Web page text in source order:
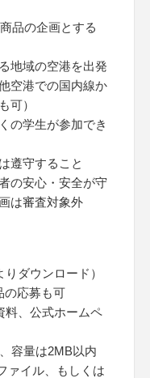
品の企画とする
地域の空港を出発
空港での国内線か
可）
の学生が参加でき
遵守すること
の安心・安全が守
は審査対象外
ダウンロード）
の応募も可
料、公式ホームペ
容量は2MB以内
ァイル、もしくは